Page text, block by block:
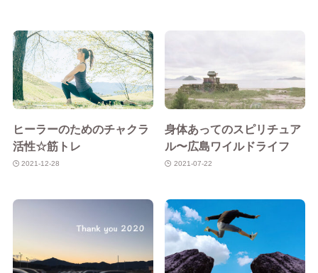
ヒーラーのためのチャクラ
活性☆筋トレ
2021-12-28
身体あってのスピリチュア
ル〜広島ワイルドライフ
2021-07-22